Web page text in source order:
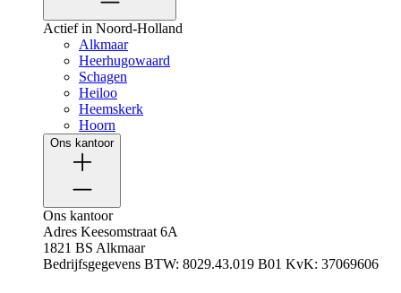
Actief in Noord-Holland
Alkmaar
Heerhugowaard
Schagen
Heiloo
Heemskerk
Hoorn
Ons kantoor
Ons kantoor
Adres Keesomstraat 6A
1821 BS Alkmaar
Bedrijfsgegevens BTW: 8029.43.019 B01 KvK: 37069606